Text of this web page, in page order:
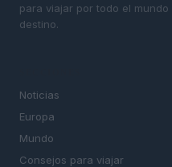
para viajar por todo el
destino.
Noticias
Europa
Mundo
Consejos para viajar